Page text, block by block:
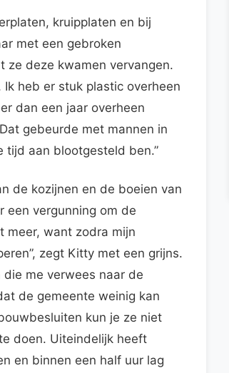
kruipplaten en bij
met een gebroken
ze deze kwamen vervangen.
heb er stuk plastic overheen
dan een jaar overheen
gebeurde met mannen in
tijd aan blootgesteld ben.”
de kozijnen en de boeien van
een vergunning om de
meer, want zodra mijn
zegt Kitty met een grijns.
me verwees naar de
de gemeente weinig kan
kun je ze niet
doen. Uiteindelijk heeft
en binnen een half uur lag